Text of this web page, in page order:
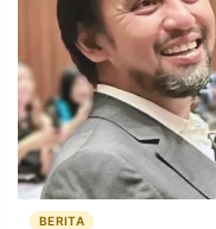
DAERAH
MANCA SPORT
INFORMASI
PRIVACY
POLICY
BERITA